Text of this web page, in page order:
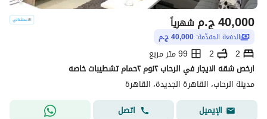
ج.م40,000 شهرياً
الدفعة المقدّمة: 40,000 ج.م
2
2
99 متر مربع
ارخص شقه الايجار في الرحاب ٢نوم ٢حمام تشطيبات خاصه
مدينة الرحاب، القاهرة الجديدة، القاهرة
الإيميل
اتصل